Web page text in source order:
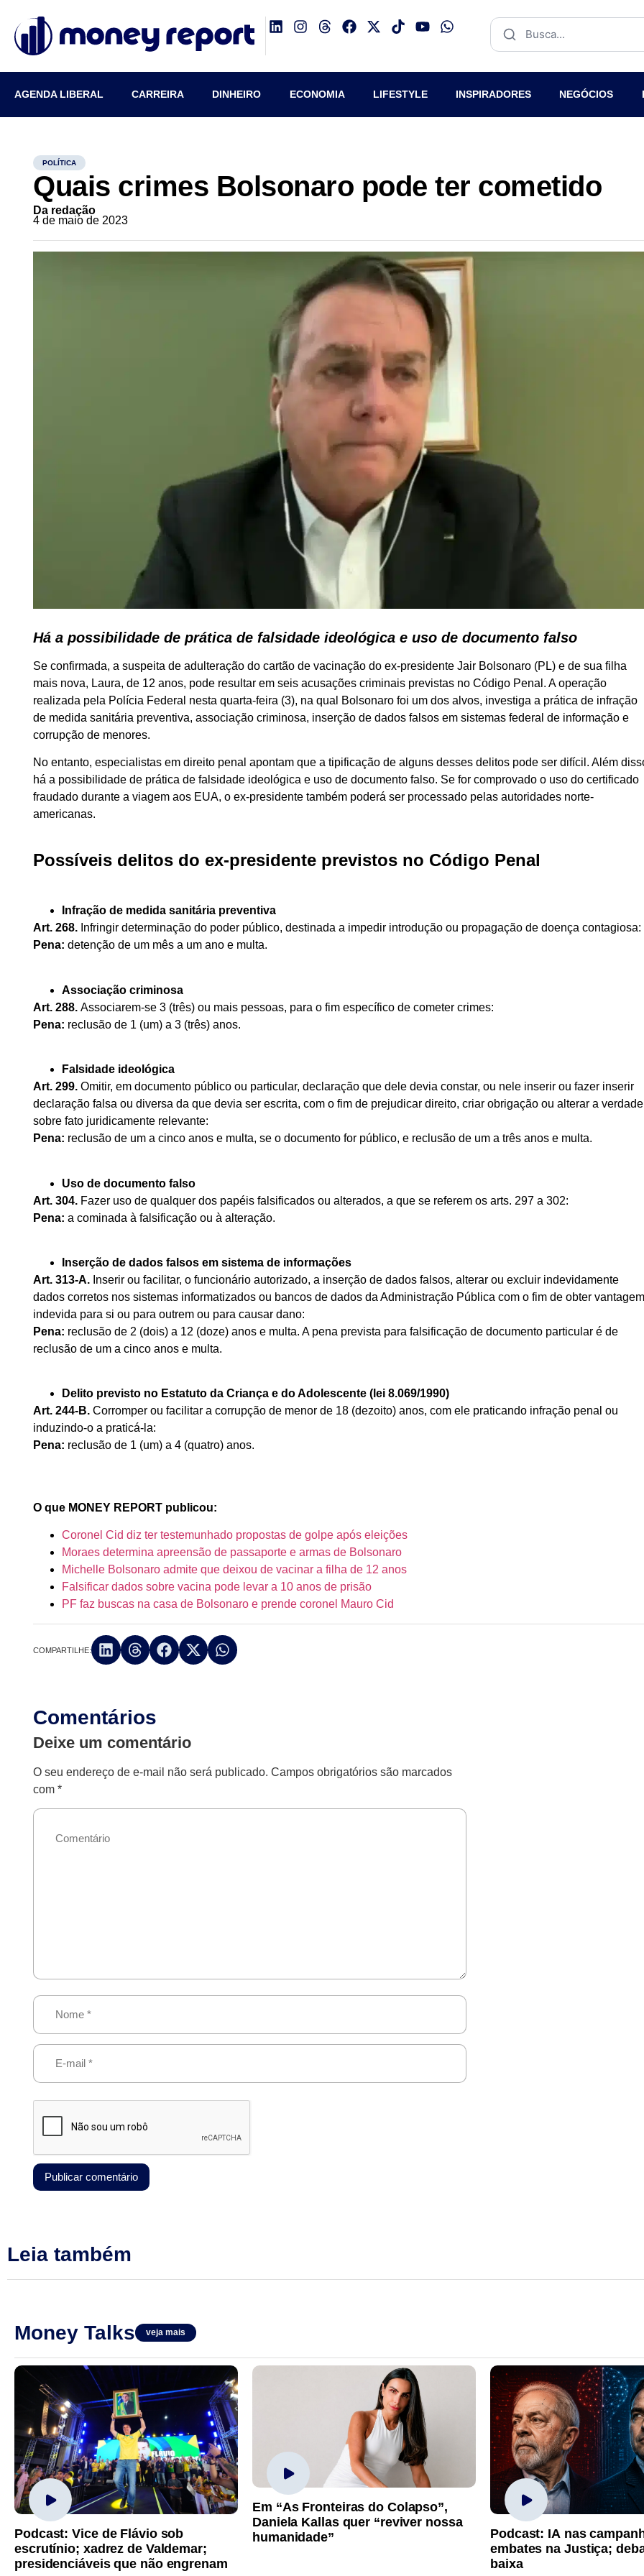
AGENDA LIBERAL CARREIRA DINHEIRO ECONOMIA LIFESTYLE INSPIRADORES NEGÓCIOS
POLÍTICA
Quais crimes Bolsonaro pode ter cometido
Da redação
4 de maio de 2023
Há a possibilidade de prática de falsidade ideológica e uso de documento falso
Se confirmada, a suspeita de adulteração do cartão de vacinação do ex-presidente Jair Bolsonaro (PL) e de sua filha
mais nova, Laura, de 12 anos, pode resultar em seis acusações criminais previstas no Código Penal. A operação
realizada pela Polícia Federal nesta quarta-feira (3), na qual Bolsonaro foi um dos alvos, investiga a prática de infração
de medida sanitária preventiva, associação criminosa, inserção de dados falsos em sistemas federal de informação e
corrupção de menores.
No entanto, especialistas em direito penal apontam que a tipificação de alguns desses delitos pode ser difícil. Além
há a possibilidade de prática de falsidade ideológica e uso de documento falso. Se for comprovado o uso do certificado
fraudado durante a viagem aos EUA, o ex-presidente também poderá ser processado pelas autoridades norte-
americanas.
Possíveis delitos do ex-presidente previstos no Código Penal
Infração de medida sanitária preventiva
Art. 268. Infringir determinação do poder público, destinada a impedir introdução ou propagação de doença contagiosa:
Pena:detenção de um mês a um ano e multa.
Associação criminosa
Art. 288. Associarem-se 3 (três) ou mais pessoas, para o fim específico de cometer crimes:
Pena: reclusão de 1 (um) a 3 (três) anos.
Falsidade ideológica
Art. 299. Omitir, em documento público ou particular, declaração que dele devia constar, ou nele inserir ou fazer inserir
declaração falsa ou diversa da que devia ser escrita, com o fim de prejudicar direito, criar obrigação ou alterar a verdade
sobre fato juridicamente relevante:
Pena: reclusão de um a cinco anos e multa, se o documento for público, e reclusão de um a três anos e multa.
Uso de documento falso
Art. 304. Fazer uso de qualquer dos papéis falsificados ou alterados, a que se referem os arts. 297 a 302:
Pena:a cominada à falsificação ou à alteração.
Inserção de dados falsos em sistema de informações
Art. 313-A. Inserir ou facilitar, o funcionário autorizado, a inserção de dados falsos, alterar ou excluir indevidamente
dados corretos nos sistemas informatizados ou bancos de dados da Administração Pública com o fim de obter
indevida para si ou para outrem ou para causar dano:
Pena: reclusão de 2 (dois) a 12 (doze) anos e multa. A pena prevista para falsificação de documento particular é de
reclusão de um a cinco anos e multa.
Delito previsto no Estatuto daCriança e do Adolescente (lei 8.069/1990)
Art. 244-B.Corromper ou facilitar a corrupção de menor de 18 (dezoito) anos, com ele praticando infração penal ou
induzindo-o a praticá-la:
Pena: reclusão de 1 (um) a 4 (quatro) anos.
O que MONEY REPORT publicou:
Coronel Cid diz ter testemunhado propostas de golpe após eleições
Moraes determina apreensão de passaporte e armas de Bolsonaro
Michelle Bolsonaro admite que deixou de vacinar a filha de 12 anos
Falsificar dados sobre vacina pode levar a 10 anos de prisão
PF faz buscas na casa de Bolsonaro e prende coronel Mauro Cid
COMPARTILHE:
Comentários
Deixe um comentário
O seu endereço de e-mail não será publicado. Campos obrigatórios são marcados
com*
Leia também
Money Talks veja mais
Podcast: Vice de Flávio sob
escrutínio; xadrez de Valdemar;
presidenciáveis que não engrenam
Em “As Fronteiras do Colapso”,
Daniela Kallas quer “reviver nossa
humanidade”
Podcast: IA nas
embates na Justiça;
baixa